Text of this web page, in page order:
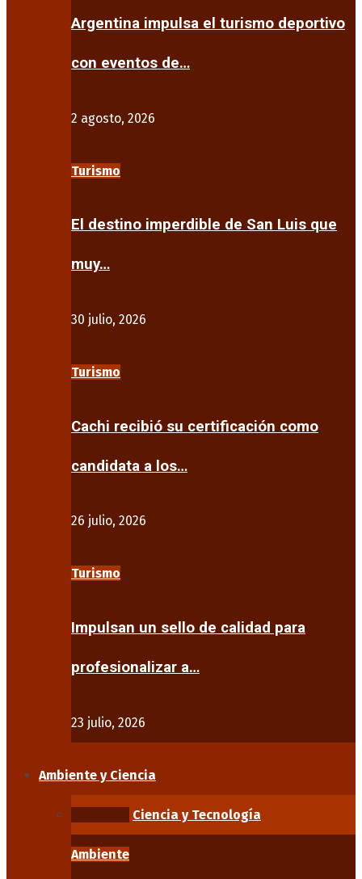
Argentina impulsa el turismo deportivo
con eventos de…
2 agosto, 2026
Turismo
El destino imperdible de San Luis que
muy…
30 julio, 2026
Turismo
Cachi recibió su certificación como
candidata a los…
26 julio, 2026
Turismo
Impulsan un sello de calidad para
profesionalizar a…
23 julio, 2026
Ambiente y Ciencia
Ciencia y Tecnología
Ambiente